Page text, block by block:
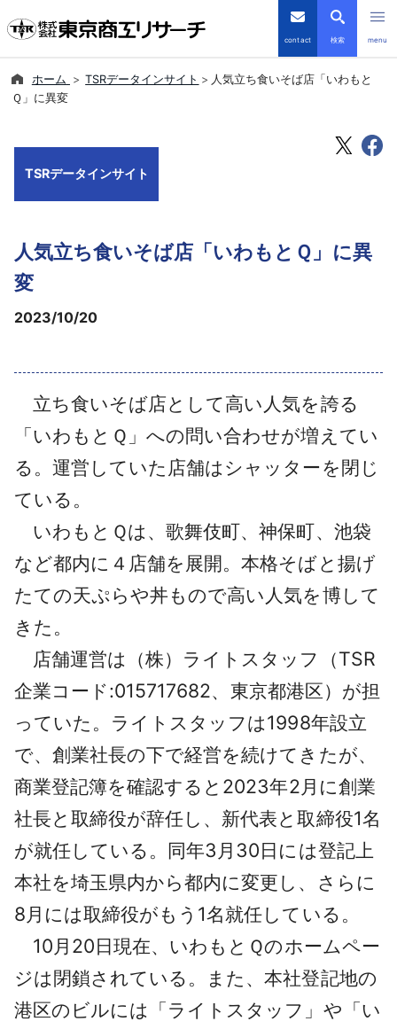
contact 検索 menu
導入事例
採用情報
よくあるご質問
ホーム TSRデータインサイト
人気立ち食いそば店「いわもと
Ｑ」に異変
TSRデータインサイト
人気立ち食いそば店「いわもとＱ」に異
変
2023/10/20
立ち食いそば店として高い人気を誇る
「いわもとＱ」への問い合わせが増えてい
る。運営していた店舗はシャッターを閉じ
ている。
いわもとＱは、歌舞伎町、神保町、池袋
など都内に４店舗を展開。本格そばと揚げ
たての天ぷらや丼もので高い人気を博して
きた。
店舗運営は（株）ライトスタッフ（TSR
企業コード:015717682、東京都港区）が担
っていた。ライトスタッフは1998年設立
で、創業社長の下で経営を続けてきたが、
商業登記簿を確認すると2023年2月に創業
社長と取締役が辞任し、新代表と取締役1名
が就任している。同年3月30日には登記上
本社を埼玉県内から都内に変更し、さらに
8月には取締役がもう1名就任している。
10月20日現在、いわもとＱのホームペー
ジは閉鎖されている。また、本社登記地の
港区のビルには「ライトスタッフ」や「い